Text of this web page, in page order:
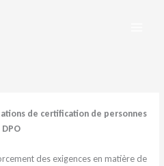
de certification de personnes
DPO
des exigences en matière de